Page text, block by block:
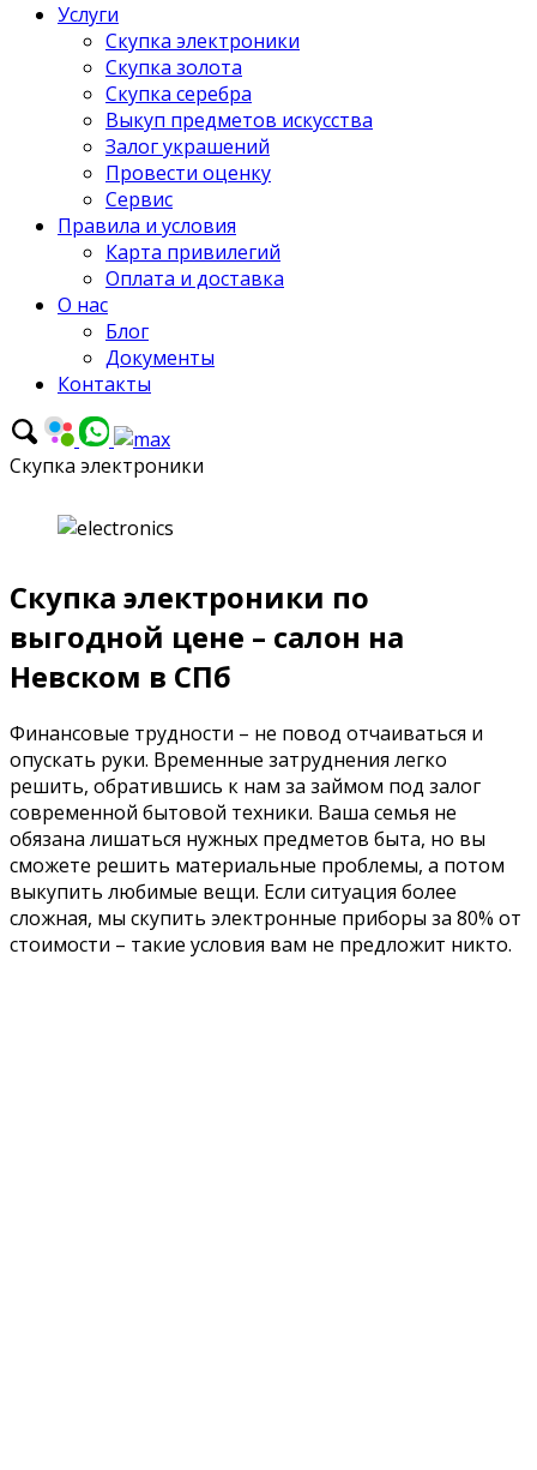
Услуги
Скупка электроники
Скупка золота
Скупка серебра
Выкуп предметов искусства
Залог украшений
Провести оценку
Сервис
Правила и условия
Карта привилегий
Оплата и доставка
О нас
Блог
Документы
Контакты
Скупка электроники
Скупка электроники по
выгодной цене – салон на
Невском в СПб
Финансовые трудности – не повод отчаиваться и
опускать руки. Временные затруднения легко
решить, обратившись к нам за займом под залог
современной бытовой техники. Ваша семья не
обязана лишаться нужных предметов быта, но вы
сможете решить материальные проблемы, а потом
выкупить любимые вещи. Если ситуация более
сложная, мы скупить электронные приборы за 80% от
стоимости – такие условия вам не предложит никто.